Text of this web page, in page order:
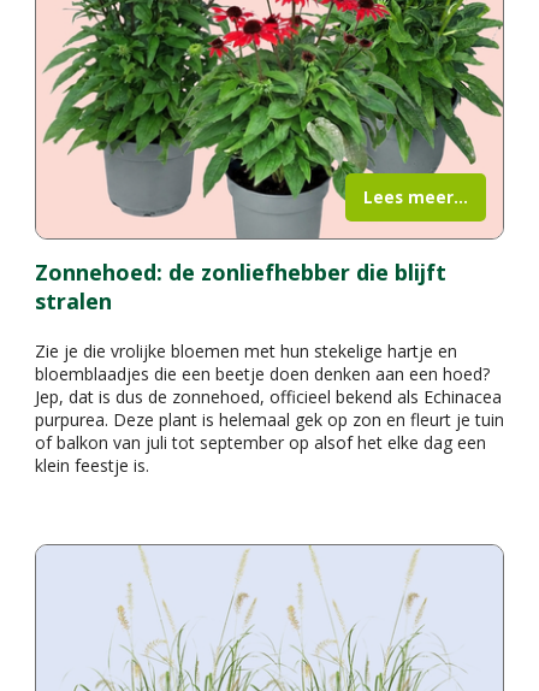
Zonnehoed: de zonliefhebber die blijft
stralen
Zie je die vrolijke bloemen met hun stekelige hartje en
bloemblaadjes die een beetje doen denken aan een hoed?
Jep, dat is dus de zonnehoed, officieel bekend als Echinacea
purpurea. Deze plant is helemaal gek op zon en fleurt je tuin
of balkon van juli tot september op alsof het elke dag een
klein feestje is.
Lees meer...